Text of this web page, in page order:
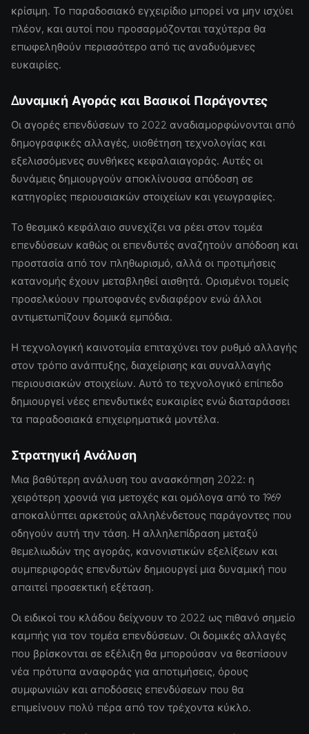
κρίσιμη. Το παραδοσιακό εγχειρίδιο μπορεί να μην ισχύει
πλέον, και αυτοί που προσαρμόζονται ταχύτερα θα
επωφεληθούν περισσότερο από τις αναδυόμενες
ευκαιρίες.
Δυναμική Αγοράς και Βασικοί Παράγοντες
Οι αγορές επενδύσεων το 2022 αναδιαμορφώνονται από
δημογραφικές αλλαγές, υιοθέτηση τεχνολογίας και
εξελισσόμενες συνθήκες κεφαλαιαγοράς. Αυτές οι
δυνάμεις δημιουργούν αποκλίνουσα απόδοση σε
κατηγορίες περιουσιακών στοιχείων και γεωγραφίες.
Το θεσμικό κεφάλαιο συνεχίζει να ρέει στον τομέα
επενδύσεων καθώς οι επενδυτές αναζητούν απόδοση και
προστασία από τον πληθωρισμό, αλλά οι προτιμήσεις
κατανομής έχουν μεταβληθεί αισθητά. Ορισμένοι τομείς
προσελκύουν πρωτοφανές ενδιαφέρον ενώ άλλοι
αντιμετωπίζουν δομικά εμπόδια.
Η τεχνολογική καινοτομία επιταχύνει τον ρυθμό αλλαγής
στον τρόπο ανάπτυξης, διαχείρισης και συναλλαγής
περιουσιακών στοιχείων. Αυτό το τεχνολογικό επίπεδο
δημιουργεί νέες επενδυτικές ευκαιρίες ενώ διαταράσσει
τα παραδοσιακά επιχειρηματικά μοντέλα.
Στρατηγική Ανάλυση
Μια βαθύτερη ανάλυση του ανασκόπηση 2022: η
χειρότερη χρονιά για μετοχές και ομόλογα από το 1969
αποκαλύπτει αρκετούς αλληλένδετους παράγοντες που
οδηγούν αυτή την τάση. Η αλληλεπίδραση μεταξύ
θεμελιωδών της αγοράς, κανονιστικών εξελίξεων και
συμπεριφοράς επενδυτών δημιουργεί μια δυναμική που
απαιτεί προσεκτική εξέταση.
Οι ειδικοί του κλάδου δείχνουν το 2022 ως πιθανό σημείο
καμπής για τον τομέα επενδύσεων. Οι δομικές αλλαγές
που βρίσκονται σε εξέλιξη θα μπορούσαν να θεσπίσουν
νέα πρότυπα αναφοράς για αποτιμήσεις, όρους
συμφωνιών και αποδόσεις επενδύσεων που θα
επιμείνουν πολύ πέρα από τον τρέχοντα κύκλο.